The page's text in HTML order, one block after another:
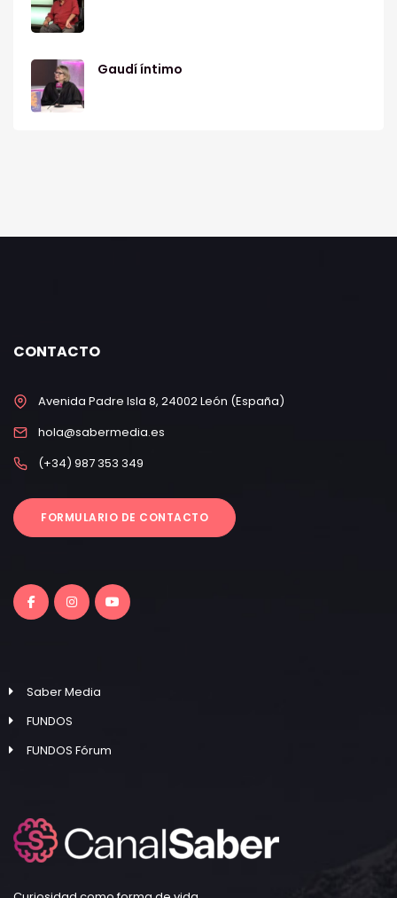
Gaudí íntimo
CONTACTO
Avenida Padre Isla 8, 24002 León (España)
hola@sabermedia.es
(+34) 987 353 349
FORMULARIO DE CONTACTO
Saber Media
FUNDOS
FUNDOS Fórum